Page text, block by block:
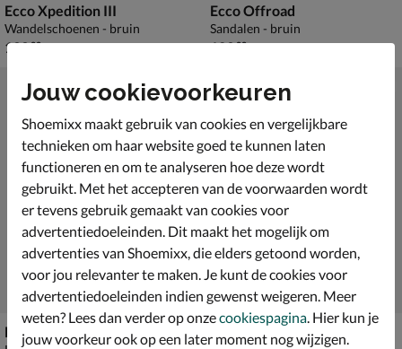
Ecco Xpedition III
Wandelschoenen - bruin
€ 139,99
139,99
Ecco Offroad
Sandalen - bruin
€ 129,99
129,99
Ecco Biom Energi Ecco Offroad
Jouw cookievoorkeuren
Shoemixx maakt gebruik van cookies en vergelijkbare
technieken om haar website goed te kunnen laten
functioneren en om te analyseren hoe deze wordt
gebruikt. Met het accepteren van de voorwaarden wordt
er tevens gebruik gemaakt van cookies voor
advertentiedoeleinden. Dit maakt het mogelijk om
advertenties van Shoemixx, die elders getoond worden,
voor jou relevanter te maken. Je kunt de cookies voor
advertentiedoeleinden indien gewenst weigeren. Meer
weten? Lees dan verder op onzecookiespagina. Hier kun je
jouw voorkeur ook op een later moment nog wijzigen.